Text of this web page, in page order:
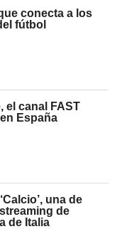
conecta a los
fútbol
el canal FAST
España
una de
de
de Italia